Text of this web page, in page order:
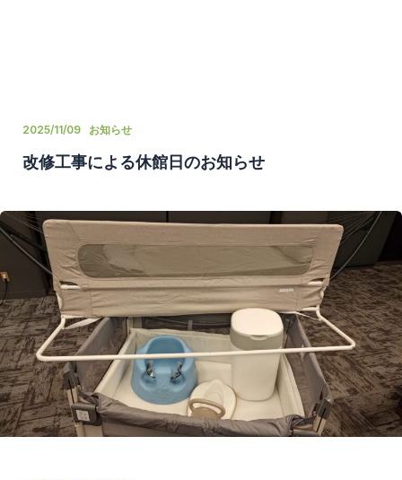
2025/11/09 お知らせ
改修工事による休館日のお知らせ